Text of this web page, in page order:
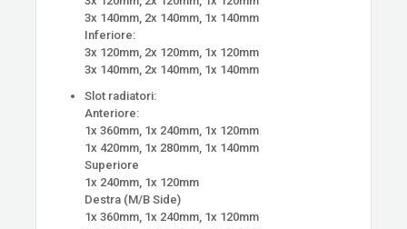
3x 140mm, 2x 140mm, 1x 140mm
Inferiore:
3x 120mm, 2x 120mm, 1x 120mm
3x 140mm, 2x 140mm, 1x 140mm
Slot radiatori:
Anteriore:
1x 360mm, 1x 240mm, 1x 120mm
1x 420mm, 1x 280mm, 1x 140mm
Superiore
1x 240mm, 1x 120mm
Destra (M/B Side)
1x 360mm, 1x 240mm, 1x 120mm